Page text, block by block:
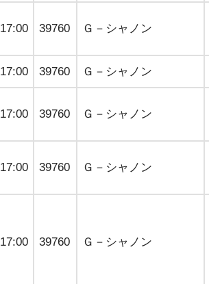
17:00 39760 Ｇ－シャノン
17:00 39760 Ｇ－シャノン
17:00 39760 Ｇ－シャノン
17:00 39760 Ｇ－シャノン
17:00 39760 Ｇ－シャノン